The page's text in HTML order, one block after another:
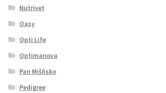
Nutrivet
Oasy
Opti Life
Optimanova
Pan Mišňsko
Pedigree